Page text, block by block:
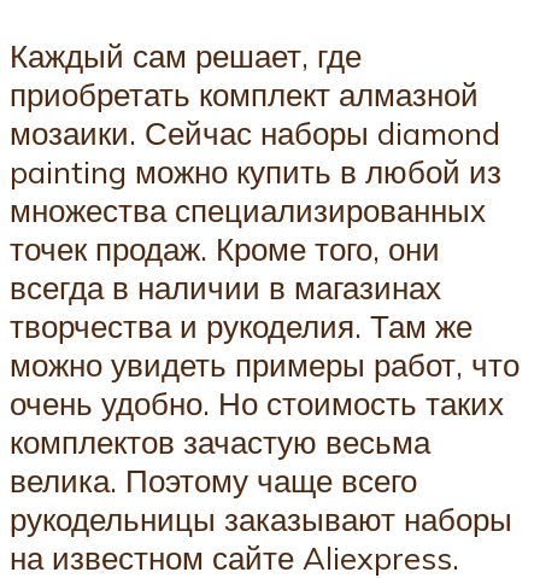
Каждый сам решает, где
приобретать комплект алмазной
мозаики. Сейчас наборы diamond
painting можно купить в любой из
множества специализированных
точек продаж. Кроме того, они
всегда в наличии в магазинах
творчества и рукоделия. Там же
можно увидеть примеры работ, что
очень удобно. Но стоимость таких
комплектов зачастую весьма
велика. Поэтому чаще всего
рукодельницы заказывают наборы
на известном сайте Aliexpress.